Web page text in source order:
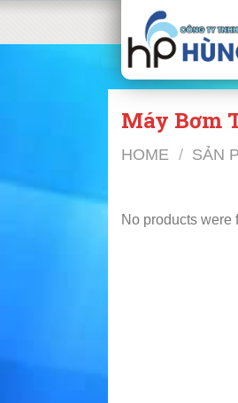
Skip
Máy Bơm
HOME / SẢN
No products were